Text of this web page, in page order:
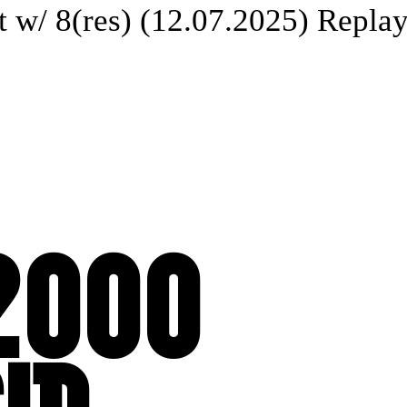
8(res) (12.07.2025) Replay